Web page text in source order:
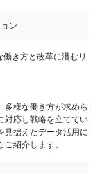
ン
働き方と改革に潜むリ
多様な働き方が求めら
対応し戦略を立ててい
見据えたデータ活用に
紹介します。